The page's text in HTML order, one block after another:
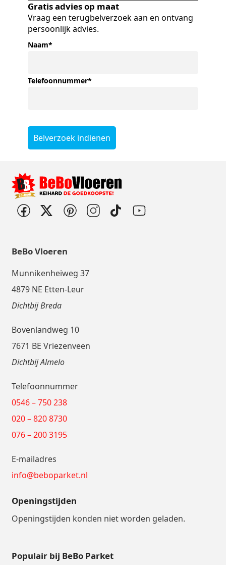
Gratis advies op maat
Vraag een terugbelverzoek aan en ontvang
persoonlijk advies.
Naam*
Telefoonnummer*
Belverzoek indienen
BeBo Vloeren
Munnikenheiweg 37
4879 NE Etten-Leur
Dichtbij Breda
Bovenlandweg 10
7671 BE Vriezenveen
Dichtbij Almelo
Telefoonnummer
0546 – 750 238
020 – 820 8730
076 – 200 3195
E-mailadres
info@beboparket.nl
Openingstijden
Openingstijden konden niet worden geladen.
Populair bij BeBo Parket